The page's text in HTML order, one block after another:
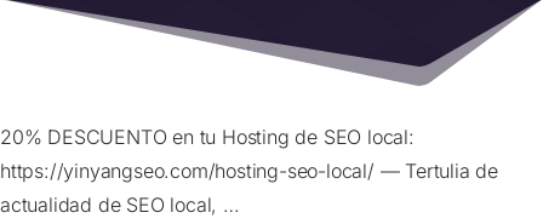
20% DESCUENTO en tu Hosting de SEO local:
https://yinyangseo.com/hosting-seo-local/ — Tertulia de
actualidad de SEO local, …